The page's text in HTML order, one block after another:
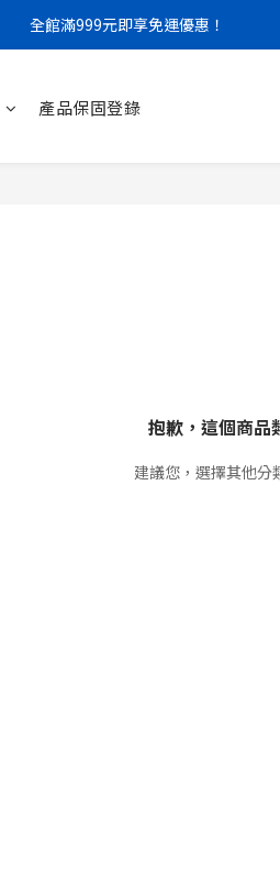
門市限定｜現金結帳不限金額 95 折
全館滿999元即享免運優惠！
產品保固登錄
抱歉，這個商品
建議您，選擇其他分